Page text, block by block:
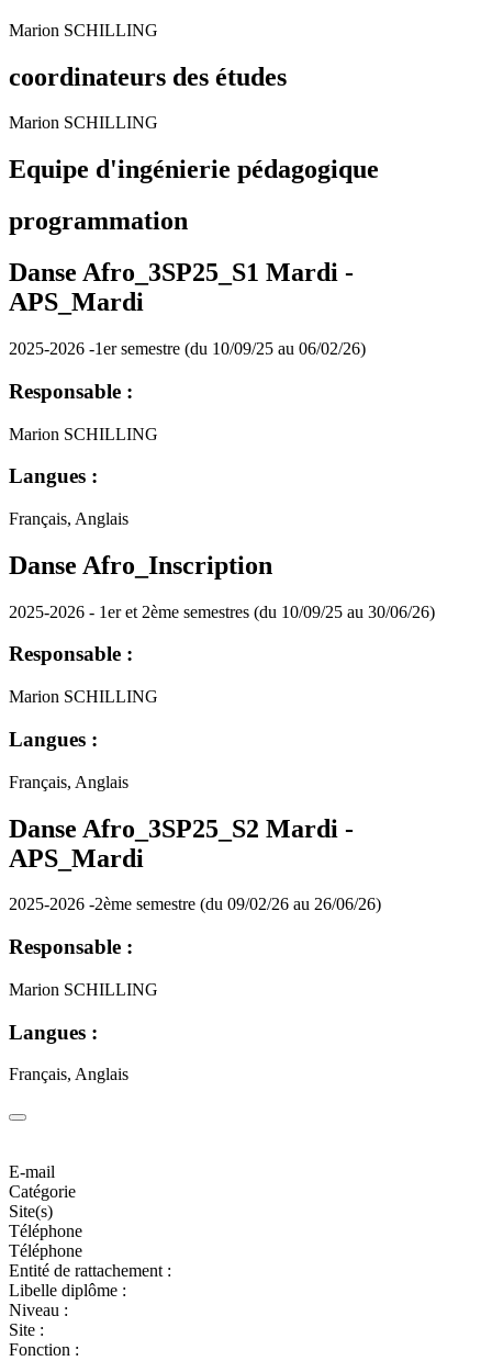
Marion SCHILLING
coordinateurs des études
Marion SCHILLING
Equipe d'ingénierie pédagogique
programmation
Danse Afro_3SP25_S1 Mardi -
APS_Mardi
2025-2026 -1er semestre (du 10/09/25 au 06/02/26)
Responsable :
Marion SCHILLING
Langues :
Français, Anglais
Danse Afro_Inscription
2025-2026 - 1er et 2ème semestres (du 10/09/25 au 30/06/26)
Responsable :
Marion SCHILLING
Langues :
Français, Anglais
Danse Afro_3SP25_S2 Mardi -
APS_Mardi
2025-2026 -2ème semestre (du 09/02/26 au 26/06/26)
Responsable :
Marion SCHILLING
Langues :
Français, Anglais
E-mail
Catégorie
Site(s)
Téléphone
Téléphone
Entité de rattachement :
Libelle diplôme :
Niveau :
Site :
Fonction :